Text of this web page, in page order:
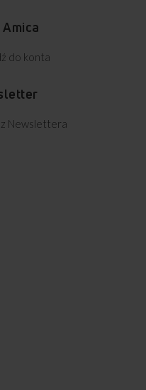
do konta
Newslettera